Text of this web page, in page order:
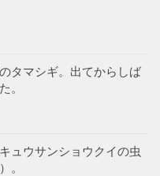
タマシギ。出てからしば
。
ュウサンショウクイの虫
。